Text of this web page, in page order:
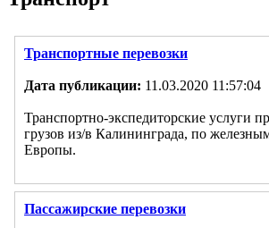
Транспортные перевозки
Дата публикации: 11.03.2020 11:57:04
Транспортно-экспедиторские услуги
грузов из/в Калининграда, по
Европы.
Пассажирские перевозки